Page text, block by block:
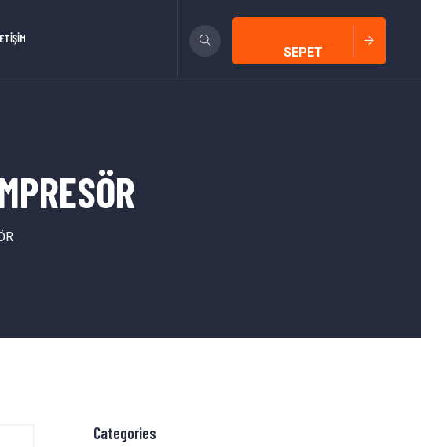
SEPET
Categories